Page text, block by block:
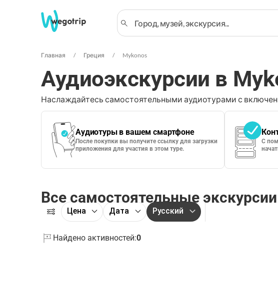
Главная Греция Mykonos
Аудиоэкскурсии в
Наслаждайтесь самостоятельными аудиотурами с
Аудиотуры в вашем смартфоне
После покупки вы получите ссылку для загрузки
приложения для участия в этом туре.
С
Все самостоятельные экскурсии
Цена Дата Русский
Найдено активностей:0